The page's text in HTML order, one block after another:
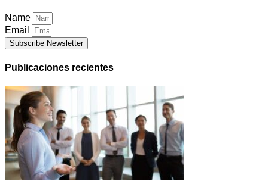
Name
Email
Subscribe Newsletter
Publicaciones recientes